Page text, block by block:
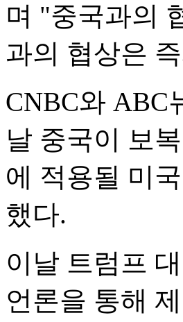
며 "중국과의
과의 협상은
CNBC와 ABC
날 중국이 보
에 적용될 미
했다.
이날 트럼프
언론을 통해